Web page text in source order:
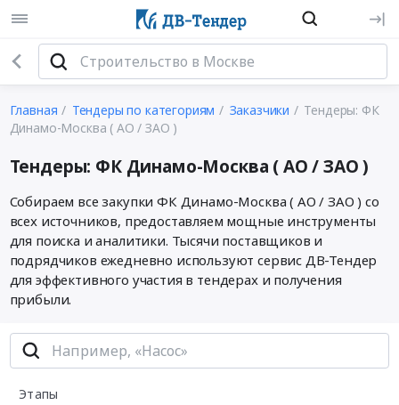
Главная Тендеры по категориям Заказчики
Тендеры: ФК
Динамо-Москва ( АО / ЗАО )
Тендеры: ФК Динамо-Москва ( АО / ЗАО )
Собираем все закупки ФК Динамо-Москва ( АО / ЗАО ) со
всех источников, предоставляем мощные инструменты
для поиска и аналитики. Тысячи поставщиков и
подрядчиков ежедневно используют сервис ДВ-Тендер
для эффективного участия в тендерах и получения
прибыли.
Этапы